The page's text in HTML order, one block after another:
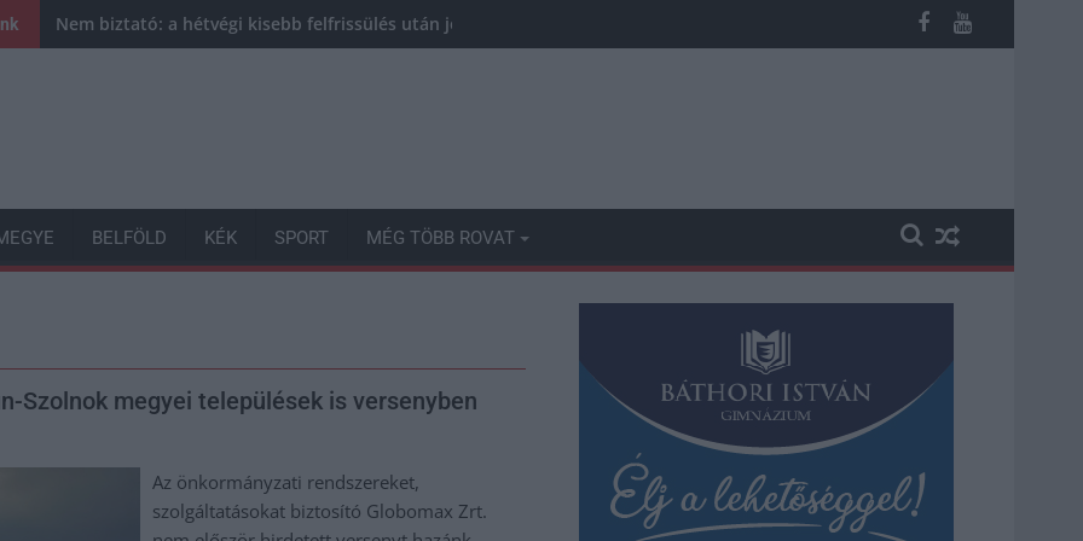
Nem biztató: a hétvégi kisebb felfrissülés után jövő héten megint visszatér a forróság, újra rekkenő hőség jön, akár 38
BELFÖLD KÉK SPORT MÉG TÖBB ROVAT
Szolnok megyei települések is versenyben
Az önkormányzati rendszereket,
szolgáltatásokat biztosító Globomax Zrt.